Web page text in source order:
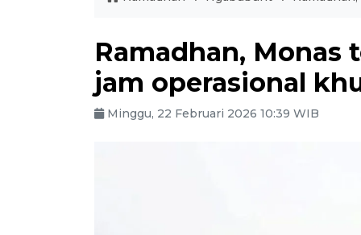
Ramadhan,
jam operasional
Minggu, 22 Februari 2026 10:39 WIB